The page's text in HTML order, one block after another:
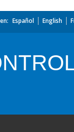
Español English